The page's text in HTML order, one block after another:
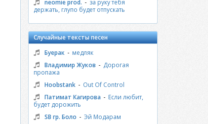
neomie prod.
за руку тебя
держать, глупо будет отпускать
Случайные тексты песен
Буерак - медляк
Владимир Жуков - Дорогая
пропажа
Hoobstank - Out Of Control
Патимат Кагирова - Если любит,
будет дорожить
SB гр. Боло - Эй Модарам